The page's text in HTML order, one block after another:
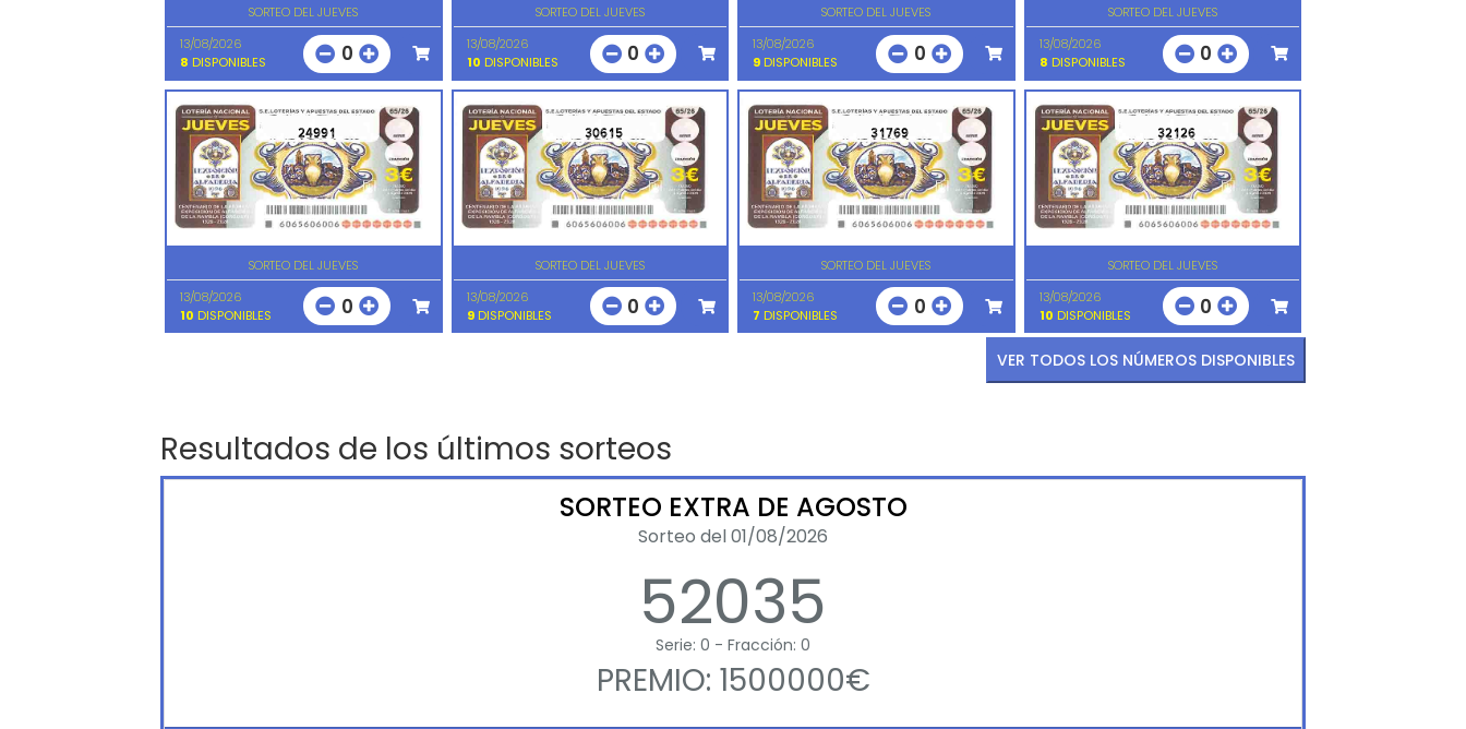
SORTEO DEL JUEVES
13/08/2026
8 DISPONIBLES 0
SORTEO DEL JUEVES
13/08/2026
10 DISPONIBLES 0
SORTEO DEL JUEVES
13/08/2026
9 DISPONIBLES 0
SORTEO DEL JUEVES
13/08/2026
8 DISPONIBLES 0
24991
SORTEO DEL JUEVES
13/08/2026
10 DISPONIBLES 0
30615
SORTEO DEL JUEVES
13/08/2026
9DISPONIBLES 0
31769
SORTEO DEL JUEVES
13/08/2026
7 DISPONIBLES 0
32126
SORTEO DEL JUEVES
13/08/2026
10 DISPONIBLES 0
VER TODOS LOS NÚMEROS DISPONIBLES
Resultados de los últimos sorteos
SORTEO EXTRA DE AGOSTO
Sorteo del 01/08/2026
52035
Serie: 0 - Fracción: 0
PREMIO: 1500000€